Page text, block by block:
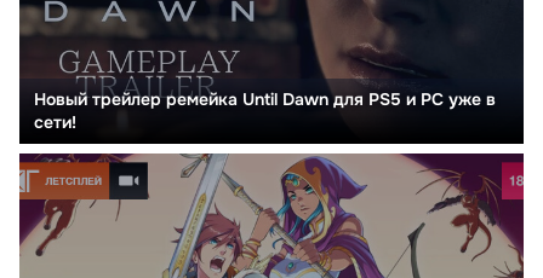
Новый трейлер ремейка Until Dawn для PS5 и PC уже в
сети!